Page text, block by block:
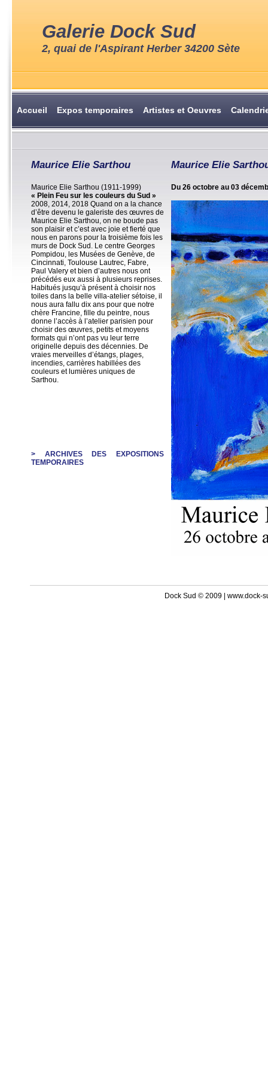
Galerie Dock Sud
2, quai de l'Aspirant Herber 34200 Sète
Accueil Expos temporaires Artistes et Oeuvres
Maurice Elie Sarthou
Maurice Elie Sarthou (1911-1999)
« Plein Feu sur les couleurs du Sud »
2008, 2014, 2018 Quand on a la chance
d’être devenu le galeriste des œuvres de
Maurice Elie Sarthou, on ne boude pas
son plaisir et c’est avec joie et fierté que
nous en parons pour la troisième fois les
murs de Dock Sud. Le centre Georges
Pompidou, les Musées de Genève, de
Cincinnati, Toulouse Lautrec, Fabre,
Paul Valery et bien d’autres nous ont
précédés eux aussi à plusieurs reprises.
Habitués jusqu’à présent à choisir nos
toiles dans la belle villa-atelier sétoise, il
nous aura fallu dix ans pour que notre
chère Francine, fille du peintre, nous
donne l’accès à l’atelier parisien pour
choisir des œuvres, petits et moyens
formats qui n’ont pas vu leur terre
originelle depuis des décennies. De
vraies merveilles d’étangs, plages,
incendies, carrières habillées des
couleurs et lumières uniques de
Sarthou.
> ARCHIVES DES EXPOSITIONS
TEMPORAIRES
Maurice Elie
Du 26 octobre au 03
Dock Sud © 2009 | www.dock-